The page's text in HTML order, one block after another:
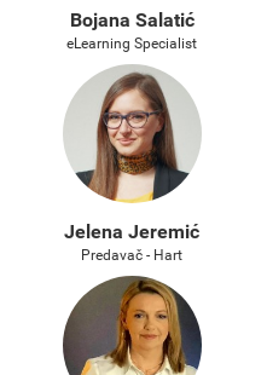
Bojana Salatić
eLearning Specialist
Jelena Jeremić
Predavač - Hart